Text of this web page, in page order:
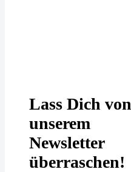
Lass Dich von
unserem
Newsletter
überraschen!